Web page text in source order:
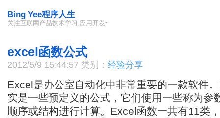
Bing Yee程序人生
关注互联网产品技术学习,应用开发~
excel函数公式
2012/5/9 15:44:57 类别： 经验分享
Excel是办公室自动化中非常重要的一款软件
实是一些预定义的公式，它们使用一些称为参
顺序或结构进行计算。Excel函数一共有11类